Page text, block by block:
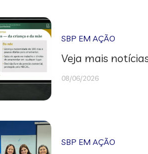
SBP EM AÇÃO
Veja mais
08/06/2026
SBP EM AÇÃO